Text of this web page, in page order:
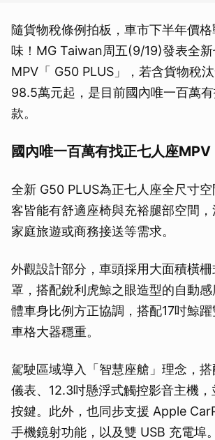
隨貨物稅條例拍板，車市下半年價
味！MG Taiwan周五(9/19)發表全新
MPV「 G50 PLUS」，若含貨物稅
98.5萬元起，是目前國內唯一百萬
款。
國內唯一百萬有找正七人座MPV
全新 G50 PLUS為正七人座全尺寸
客皆能有舒適座椅與充裕腿部空間，
家庭旅遊或商務接送等需求。
外觀設計部分，車頭採用大面積橫
罩，搭配銳利虎鯨之眼造型的自動
體車身比例方正協調，搭配17吋鯨躍
車格大器穩重。
駕駛區域導入「智慧座艙」理念，
儀表、12.3吋懸浮式觸控影音主機
按鍵。此外，也同步支援 Apple
手機鏡射功能，以及雙 USB 充電埠。